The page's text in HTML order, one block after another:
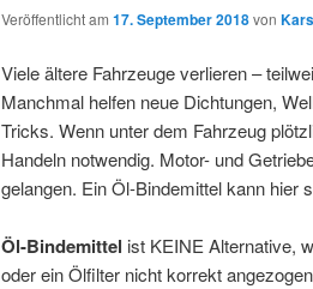
Veröffentlicht am 17. September 2018von
Viele ältere Fahrzeuge verlieren –
Manchmal helfen neue Dichtungen,
Tricks. Wenn unter dem Fahrzeug
Handeln notwendig. Motor- und
gelangen. Ein Öl-Bindemittel kann hier
Öl-Bindemittel ist KEINE Alternative,
oder ein Ölfilter nicht korrekt